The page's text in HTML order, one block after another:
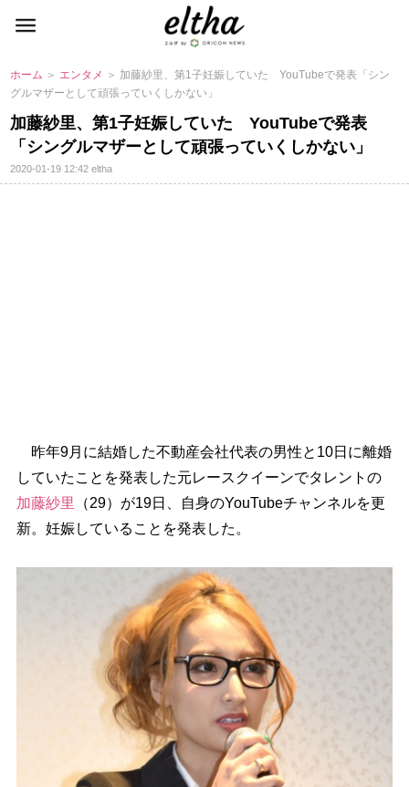
ホーム ＞ エンタメ ＞ 加藤紗里、第1子妊娠していた YouTubeで発表「シン
グルマザーとして頑張っていくしかない」
加藤紗里、第1子妊娠していた YouTubeで発表
「シングルマザーとして頑張っていくしかない」
2020-01-19 12:42eltha
昨年9月に結婚した不動産会社代表の男性と10日に離婚
していたことを発表した元レースクイーンでタレントの
加藤紗里
（29）が19日、自身のYouTubeチャンネルを更
新。妊娠していることを発表した。